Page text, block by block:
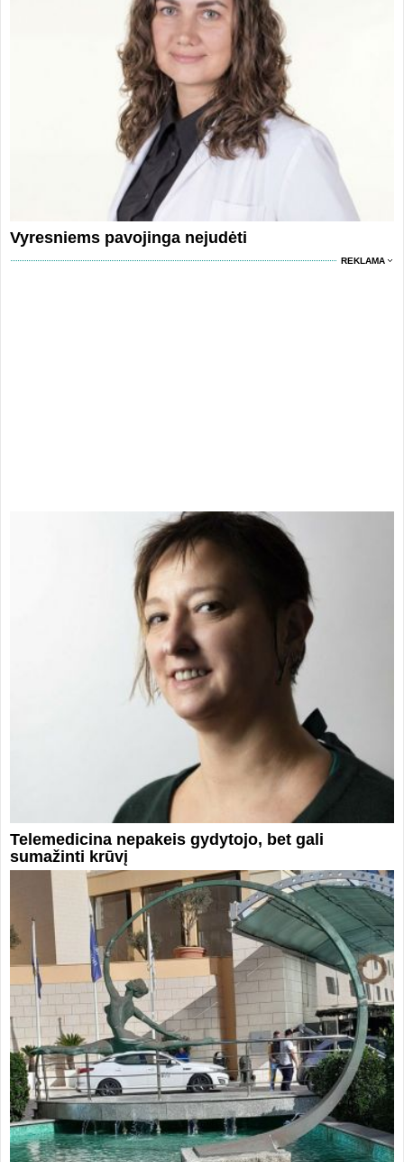
Vyresniems pavojinga nejudėti
REKLAMA
Telemedicina nepakeis gydytojo, bet gali
sumažinti krūvį